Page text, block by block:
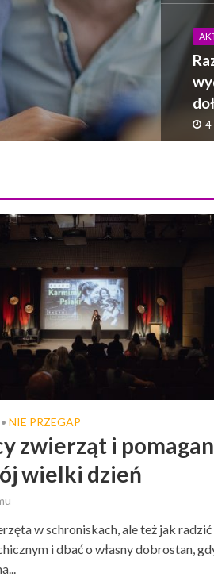
4
• NIE PRZEGAP
zwierząt i
wielki dzień
w schroniskach, ale też jak
i dbać o własny dobrostan,